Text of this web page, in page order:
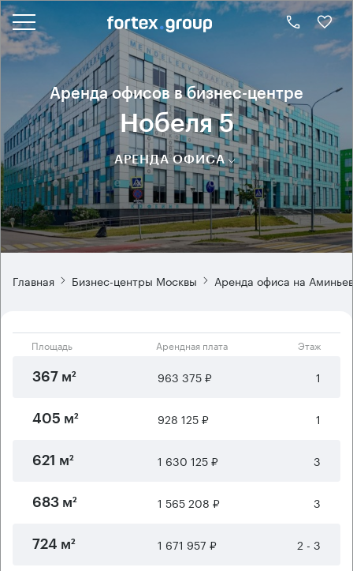
Аренда офисов в бизнес-центре
Нобеля 5
АРЕНДА ОФИСА
Главная Бизнес-центры Москвы Аренда офиса на
Площадь Арендная плата Этаж
367 м² 963 375 ₽ 1
405 м² 928 125 ₽ 1
621 м² 1 630 125 ₽ 3
683 м² 1 565 208 ₽ 3
724 м² 1 671 957 ₽ 2 - 3